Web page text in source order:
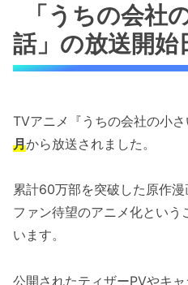
「うちの会社
話」の放送開始
TVアニメ『うちの会社の小さ
月から放送されました。
累計60万部を突破した原作漫
ファン待望のアニメ化という
います。
公開されたティザーPVやキ